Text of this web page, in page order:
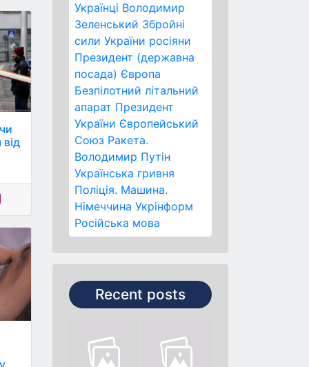
Українці Володимир
Зеленський Збройні
сили України росіяни
Президент (державна
посада) Європа
Безпілотний літальний
апарат Президент
України Європейський
Союз Ракета.
Володимир Путін
Українська гривня
Поліція. Машина.
Німеччина Укрінформ
Російська мова
Recent posts